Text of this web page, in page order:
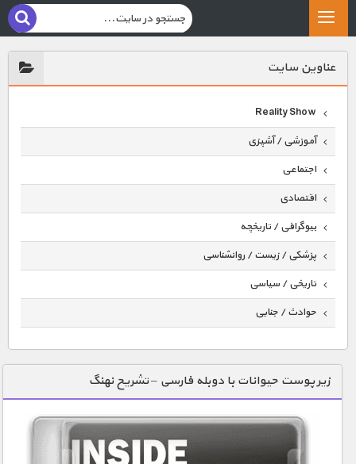
عناوين سايت
Reality Show
آموزشی / آشپزی
اجتماعی
اقتصادی
بیوگرافی / تاریخچه
پزشکی / زیست / روانشناسی
تاریخی / سیاسی
حوادث / جنایی
دنیای خوراکی ها
زمین شناسی / محیط زیست
سازه/ معماری/ مهندسی
سرگرمی
زیر پوست حیوانات با دوبله فارسی – تشریح نهنگ